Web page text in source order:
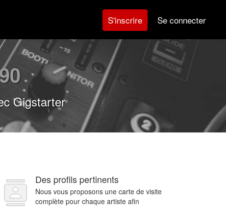
S'inscrire Se connecter
Gigstarter
Des profils pertinents
Nous vous proposons une carte de visite
complète pour chaque artiste afin